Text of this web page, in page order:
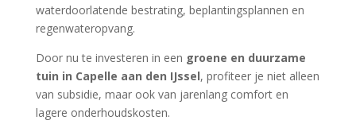
waterdoorlatende bestrating, beplantingsplannen en
regenwateropvang.
Door nu te investeren in een groene en duurzame
tuin in Capelle aan den IJssel, profiteer je niet alleen
van subsidie, maar ook van jarenlang comfort en
lagere onderhoudskosten.